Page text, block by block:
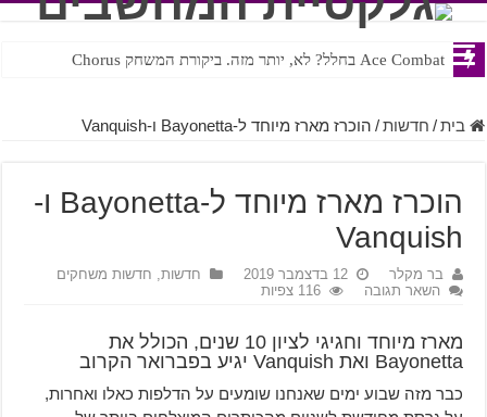
Ace Combat בחלל? לא, יותר מזה. ביקורת המשחק Chorus
Steven Universe והשירים שתורגמו בצורה נוראית לעברית
בית / חדשות / הוכרז מארז מיוחד ל-Bayonetta ו-Vanquish
הוכרז מארז מיוחד ל-Bayonetta ו-
Vanquish
בר מקלר 12 בדצמבר 2019 חדשות, חדשות משחקים
השאר תגובה
116 צפיות
מארז מיוחד וחגיגי לציון 10 שנים, הכולל את
Bayonetta ואת Vanquish יגיע בפברואר הקרוב
כבר מזה שבוע ימים שאנחנו שומעים על הדלפות כאלו ואחרות,